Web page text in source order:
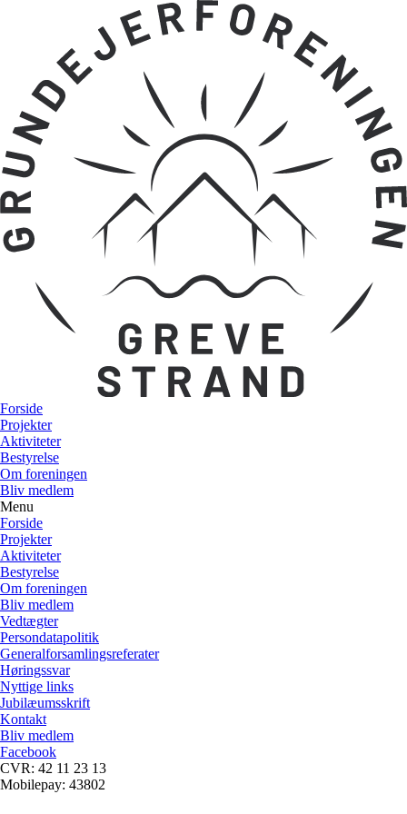
Forside
Projekter
Aktiviteter
Bestyrelse
Om foreningen
Bliv medlem
Menu
Forside
Projekter
Aktiviteter
Bestyrelse
Om foreningen
Bliv medlem
Vedtægter
Persondatapolitik
Generalforsamlingsreferater
Høringssvar
Nyttige links
Jubilæumsskrift
Kontakt
Bliv medlem
Facebook
CVR: 42 11 23 13
Mobilepay: 43802